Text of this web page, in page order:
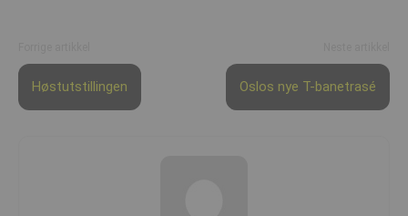
Høstutstillingen Oslos nye T-banetrasé